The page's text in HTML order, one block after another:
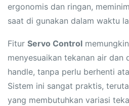
ergonomis dan ringan,
saat di gunakan dalam waktu
Fitur Servo Control
menyesuaikan tekanan air dan
handle, tanpa perlu berhenti
Sistem ini sangat praktis,
yang membutuhkan variasi